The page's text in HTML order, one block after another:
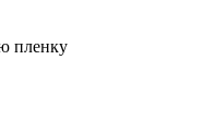
пленку